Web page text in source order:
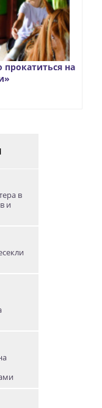
прокатиться на
в
и